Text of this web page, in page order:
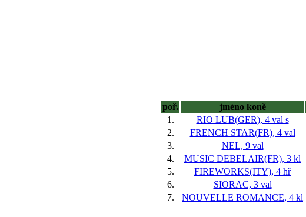
poř.
jméno koně
1.
RIO LUB(GER), 4 val s
2.
FRENCH STAR(FR), 4 val
3.
NEL, 9 val
4.
MUSIC DEBELAIR(FR), 3 kl
5.
FIREWORKS(ITY), 4 hř
6.
SIORAC, 3 val
7.
NOUVELLE ROMANCE, 4 kl